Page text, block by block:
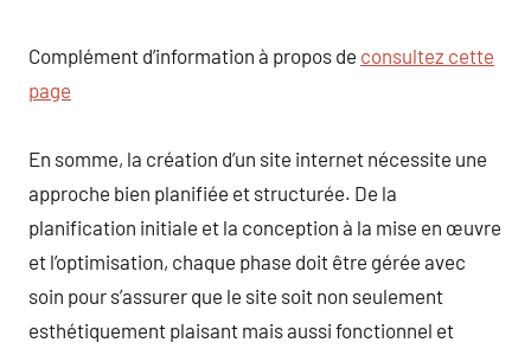
Complément d’information à propos de consultez cette
page
En somme, la création d’un site internet nécessite une
approche bien planifiée et structurée. De la
planification initiale et la conception à la mise en œuvre
et l’optimisation, chaque phase doit être gérée avec
soin pour s’assurer que le site soit non seulement
esthétiquement plaisant mais aussi fonctionnel et